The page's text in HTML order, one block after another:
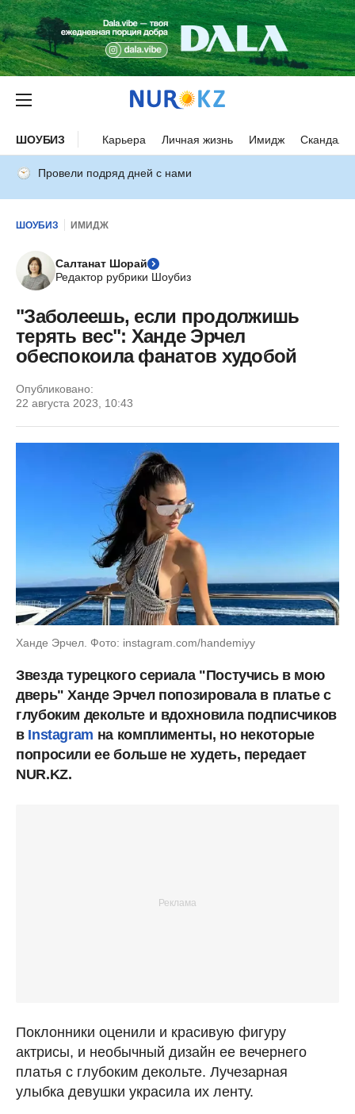
ШОУБИЗ Карьера Личная жизнь Имидж Скандалы
Провели подряд дней с нами
ШОУБИЗ ИМИДЖ
Салтанат Шорай
Редактор рубрики Шоубиз
"Заболеешь, если продолжишь
терять вес": Ханде Эрчел
обеспокоила фанатов худобой
Опубликовано:
22 августа 2023, 10:43
Ханде Эрчел. Фото: instagram.com/handemiyy
Звезда турецкого сериала "Постучись в мою
дверь" Ханде Эрчел попозировала в платье с
глубоким декольте и вдохновила подписчиков
в Instagram на комплименты, но некоторые
попросили ее больше не худеть, передает
NUR.KZ.
Поклонники оценили и красивую фигуру
актрисы, и необычный дизайн ее вечернего
платья с глубоким декольте. Лучезарная
улыбка девушки украсила их ленту.